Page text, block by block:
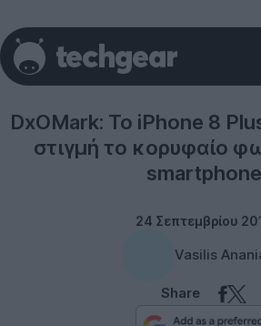
Photography
DxOMark: Το iPhone 8
στιγμή το κορυφαίο
smartphone
24 Σεπτεμβρίου
Vasilis
Share